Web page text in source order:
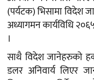
(पर्यटक) भिसामा विदेश
अध्यागमन कार्यविधि
।
साथै विदेश जानेहरुको
डलर अनिवार्य लिएर